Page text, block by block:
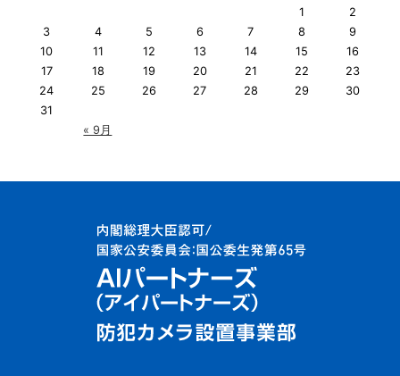
« 9月
1
2
3
4 5 6 7 8
9
10
11 12 13 14 15
16
17
18 19 20 21 22
23
24
25 26 27 28 29
30
31